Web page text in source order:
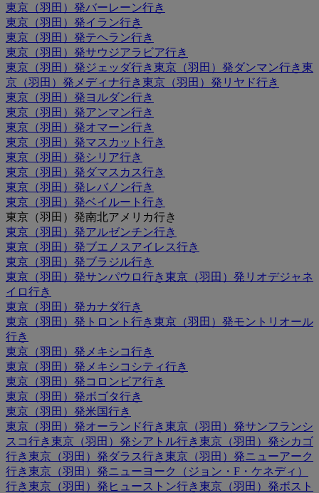
東京（羽田）発バーレーン行き
東京（羽田）発イラン行き
東京（羽田）発テヘラン行き
東京（羽田）発サウジアラビア行き
東京（羽田）発ジェッダ行き東京（羽田）発ダンマン行き東
京（羽田）発メディナ行き東京（羽田）発リヤド行き
東京（羽田）発ヨルダン行き
東京（羽田）発アンマン行き
東京（羽田）発オマーン行き
東京（羽田）発マスカット行き
東京（羽田）発シリア行き
東京（羽田）発ダマスカス行き
東京（羽田）発レバノン行き
東京（羽田）発ベイルート行き
東京（羽田）発南北アメリカ行き
東京（羽田）発アルゼンチン行き
東京（羽田）発ブエノスアイレス行き
東京（羽田）発ブラジル行き
東京（羽田）発サンパウロ行き東京（羽田）発リオデジャネ
イロ行き
東京（羽田）発カナダ行き
東京（羽田）発トロント行き東京（羽田）発モントリオール
行き
東京（羽田）発メキシコ行き
東京（羽田）発メキシコシティ行き
東京（羽田）発コロンビア行き
東京（羽田）発ボゴタ行き
東京（羽田）発米国行き
東京（羽田）発オーランド行き東京（羽田）発サンフランシ
スコ行き東京（羽田）発シアトル行き東京（羽田）発シカゴ
行き東京（羽田）発ダラス行き東京（羽田）発ニューアーク
行き東京（羽田）発ニューヨーク（ジョン・F・ケネディ）
行き東京（羽田）発ヒューストン行き東京（羽田）発ボスト